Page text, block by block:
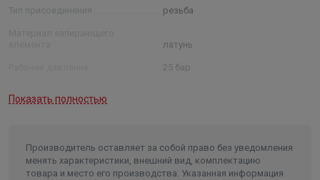
Тип присоединения резьба
латунь
25 бар
Показать полностью
Производитель оставляет за собой право без уведомления
менять характеристики, внешний вид, комплектацию
товара и место его производства. Указанная информация